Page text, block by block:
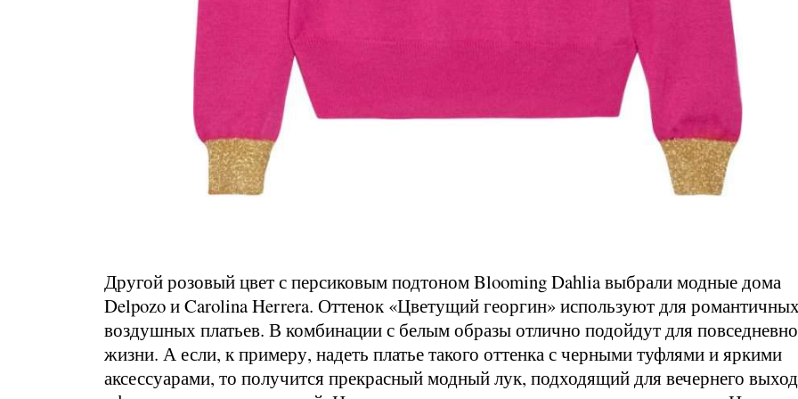
Другой розовый цвет с персиковым подтоном Blooming Dahlia выбрали модные дома
Delpozo и Carolina Herrera. Оттенок «Цветущий георгин» используют для
воздушных платьев. В комбинации с белым образы отлично подойдут для
жизни. А если, к примеру, надеть платье такого оттенка с черными туфлями и яркими
аксессуарами, то получится прекрасный модный лук, подходящий для вечернего